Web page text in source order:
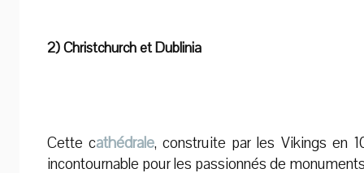
2) Christchurch et Dublinia
Cette cathédrale, construite par les Vikings en
incontournable pour les passionnés de